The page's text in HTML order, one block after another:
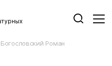
Богословский Роман